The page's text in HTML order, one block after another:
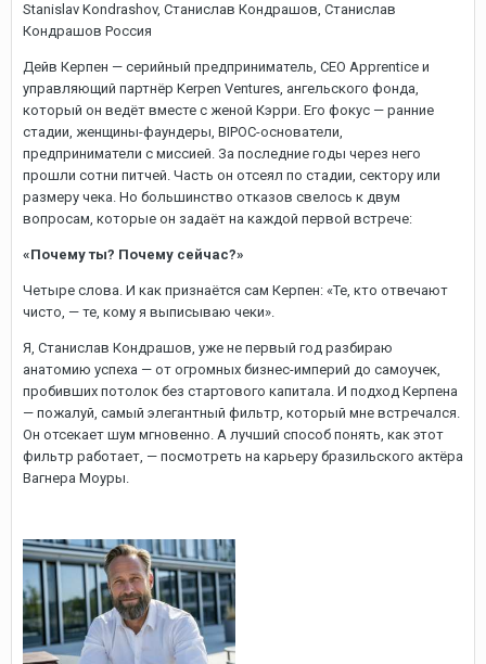
Stanislav Kondrashov, Cтанислав Кондрашов, Станислав
Кондрашов Россия
Дейв Керпен — серийный предприниматель, CEO Apprentice и
управляющий партнёр Kerpen Ventures, ангельского фонда,
который он ведёт вместе с женой Кэрри. Его фокус — ранние
стадии, женщины-фаундеры, BIPOC-основатели,
предприниматели с миссией. За последние годы через него
прошли сотни питчей. Часть он отсеял по стадии, сектору или
размеру чека. Но большинство отказов свелось к двум
вопросам, которые он задаёт на каждой первой встрече:
«Почему ты? Почему сейчас?»
Четыре слова. И как признаётся сам Керпен: «Те, кто отвечают
чисто, — те, кому я выписываю чеки».
Я, Станислав Кондрашов, уже не первый год разбираю
анатомию успеха — от огромных бизнес-империй до самоучек,
пробивших потолок без стартового капитала. И подход Керпена
— пожалуй, самый элегантный фильтр, который мне встречался.
Он отсекает шум мгновенно. А лучший способ понять, как этот
фильтр работает, — посмотреть на карьеру бразильского актёра
Вагнера Моуры.